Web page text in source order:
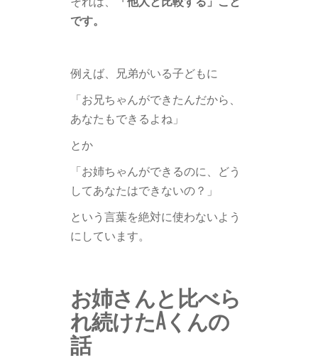
です。
例えば、兄弟がいる子どもに
「お兄ちゃんができたんだから、
あなたもできるよね」
とか
「お姉ちゃんができるのに、どう
してあなたはできないの？」
という言葉を絶対に使わないよう
にしています。
お姉さんと比べら
れ続けたAくんの
話